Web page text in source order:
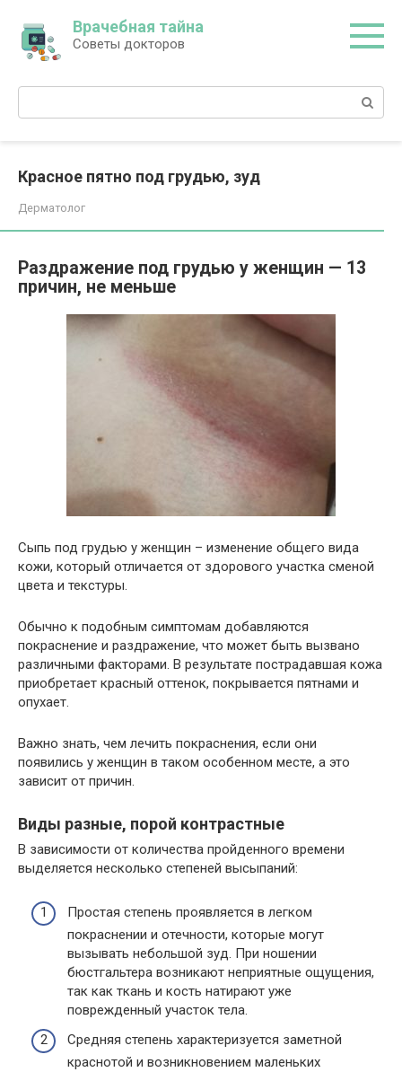
контенту
Врачебная тайна
Советы докторов
Поиск:
Красное пятно под грудью, зуд
Дерматолог
Раздражение под грудью у женщин — 13
причин, не меньше
Сыпь под грудью у женщин – изменение общего вида
кожи, который отличается от здорового участка сменой
цвета и текстуры.
Обычно к подобным симптомам добавляются
покраснение и раздражение, что может быть вызвано
различными факторами. В результате пострадавшая кожа
приобретает красный оттенок, покрывается пятнами и
опухает.
Важно знать, чем лечить покраснения, если они
появились у женщин в таком особенном месте, а это
зависит от причин.
Виды разные, порой контрастные
В зависимости от количества пройденного времени
выделяется несколько степеней высыпаний:
Простая степень проявляется в легком
покраснении и отечности, которые могут
вызывать небольшой зуд. При ношении
бюстгальтера возникают неприятные ощущения,
так как ткань и кость натирают уже
поврежденный участок тела.
Средняя степень характеризуется заметной
краснотой и возникновением маленьких